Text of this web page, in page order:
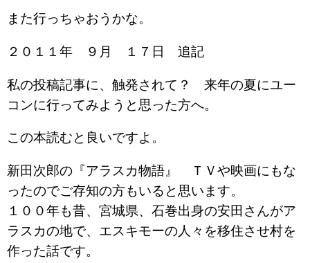
また行っちゃおうかな。
２０１１年 ９月 １７日 追記
私の投稿記事に、触発されて？ 来年の夏にユー
コンに行ってみようと思った方へ。
この本読むと良いですよ。
新田次郎の『アラスカ物語』 ＴＶや映画にもな
ったのでご存知の方もいると思います。
１００年も昔、宮城県、石巻出身の安田さんがア
ラスカの地で、エスキモーの人々を移住させ村を
作った話です。